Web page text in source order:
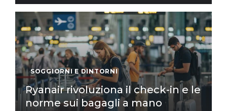
SOGGIORNI E DINTORNI
Ryanair rivoluziona il check-in e le
norme sui bagagli a mano